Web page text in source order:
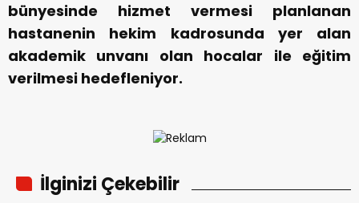
bünyesinde hizmet vermesi planlanan
hastanenin hekim kadrosunda yer alan
akademik unvanı olan hocalar ile eğitim
verilmesi hedefleniyor.
İlginizi Çekebilir